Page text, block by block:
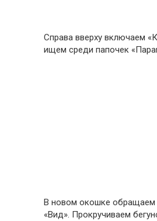
Справа вверху включаем
ищем среди папочек
В новом окошке обращаем
«Вид». Прокручиваем